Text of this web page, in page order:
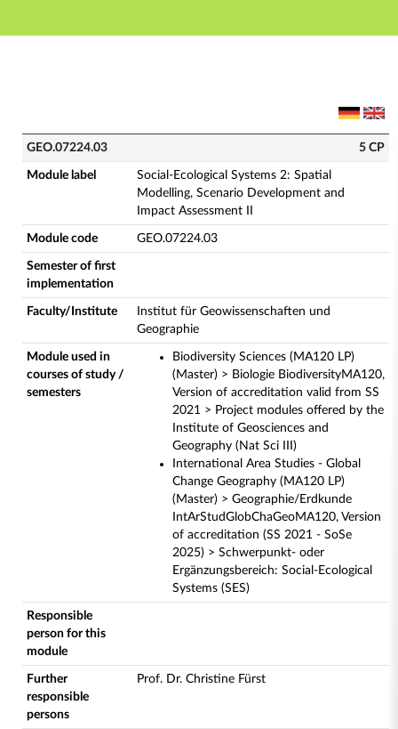
Main navigation
GEO.07224.03 - Social-Ecological Systems 2:
GEO.07224.03 5 CP
Module label
Social-Ecological Systems 2: Spatial
Modelling, Scenario Development and
Impact Assessment II
Module code GEO.07224.03
Semester of first
implementation
Faculty/Institute
Institut für Geowissenschaften und
Geographie
Module used in
courses of study /
semesters
Biodiversity Sciences (MA120 LP)
(Master) > Biologie BiodiversityMA120,
Version of accreditation valid from SS
2021 > Project modules offered by the
Institute of Geosciences and
Geography (Nat Sci III)
International Area Studies - Global
Change Geography (MA120 LP)
(Master) > Geographie/Erdkunde
IntArStudGlobChaGeoMA120, Version
of accreditation (SS 2021 - SoSe
2025) > Schwerpunkt- oder
Ergänzungsbereich: Social-Ecological
Systems (SES)
Responsible
person for this
module
Further
responsible
persons
Prof. Dr. Christine Fürst